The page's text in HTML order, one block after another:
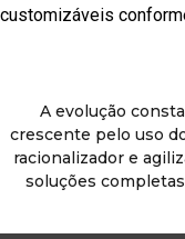
customizáveis
A evolução
crescente pelo uso
racionalizador e
soluções